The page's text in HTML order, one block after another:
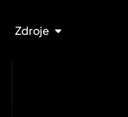
Zdroje